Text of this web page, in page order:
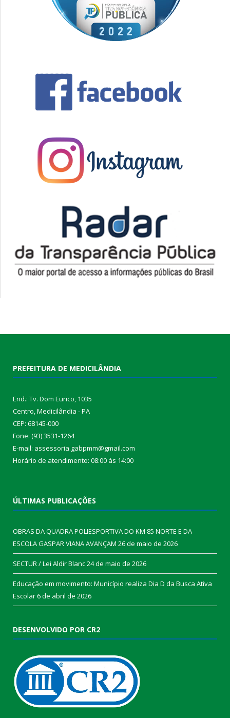
PREFEITURA DE MEDICILÂNDIA
End.: Tv. Dom Eurico, 1035
Centro, Medicilândia - PA
CEP: 68145-000
Fone: (93) 3531-1264
E-mail: assessoria.gabpmm@gmail.com
Horário de atendimento: 08:00 às 14:00
ÚLTIMAS PUBLICAÇÕES
OBRAS DA QUADRA POLIESPORTIVA DO KM 85 NORTE E DA
ESCOLA GASPAR VIANA AVANÇAM 26 de maio de 2026
SECTUR / Lei Aldir Blanc24 de maio de 2026
Educação em movimento: Município realiza Dia D da Busca Ativa
Escolar6 de abril de 2026
DESENVOLVIDO POR CR2